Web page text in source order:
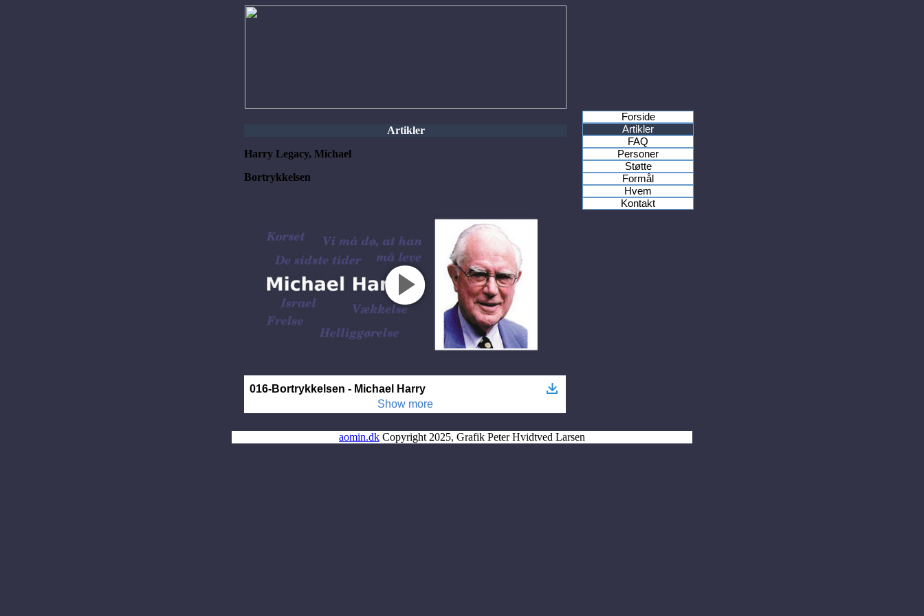
Artikler
Harry Legacy, Michael
Bortrykkelsen
Forside
Artikler
FAQ
Personer
Støtte
Formål
Hvem
Kontakt
aomin.dk Copyright 2025, Grafik Peter Hvidtved Larsen